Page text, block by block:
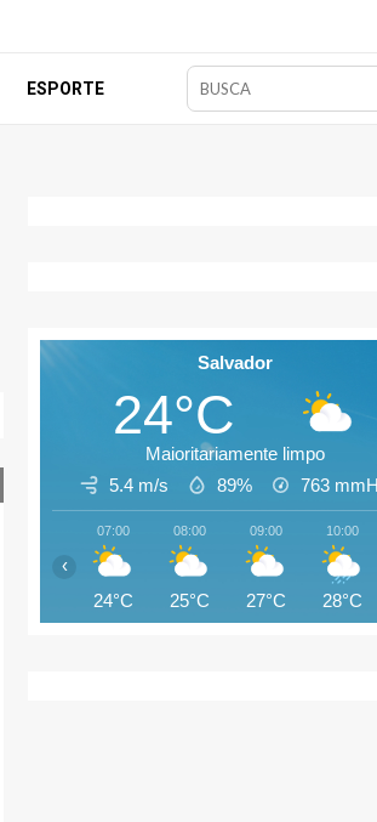
ESPORTE
Pesquisar
Salvador
24°C
Maioritariamente limpo
5.4 m/s
89% 763
07:00
24°C
08:00
25°C
09:00
27°C
10:00
28°C
‹